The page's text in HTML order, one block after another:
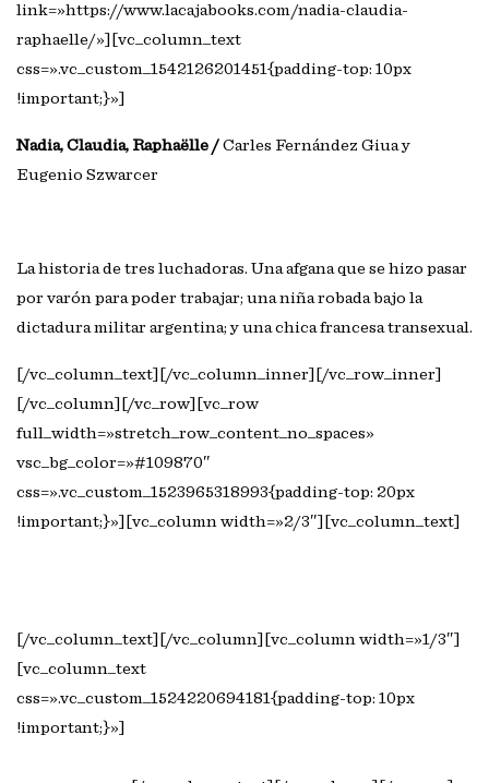
link=»https://www.lacajabooks.com/nadia-claudia-
raphaelle/»][vc_column_text
css=».vc_custom_1542126201451{padding-top: 10px
!important;}»]
Nadia, Claudia, Raphaëlle /Carles Fernández Giua y
Eugenio Szwarcer
La historia de tres luchadoras. Una afgana que se hizo pasar
por varón para poder trabajar; una niña robada bajo la
dictadura militar argentina; y una chica francesa transexual.
[/vc_column_text][/vc_column_inner][/vc_row_inner]
[/vc_column][/vc_row][vc_row
full_width=»stretch_row_content_no_spaces»
vsc_bg_color=»#109870″
css=».vc_custom_1523965318993{padding-top: 20px
!important;}»][vc_column width=»2/3″][vc_column_text]
[/vc_column_text][/vc_column][vc_column width=»1/3″]
[vc_column_text
css=».vc_custom_1524220694181{padding-top: 10px
!important;}»]